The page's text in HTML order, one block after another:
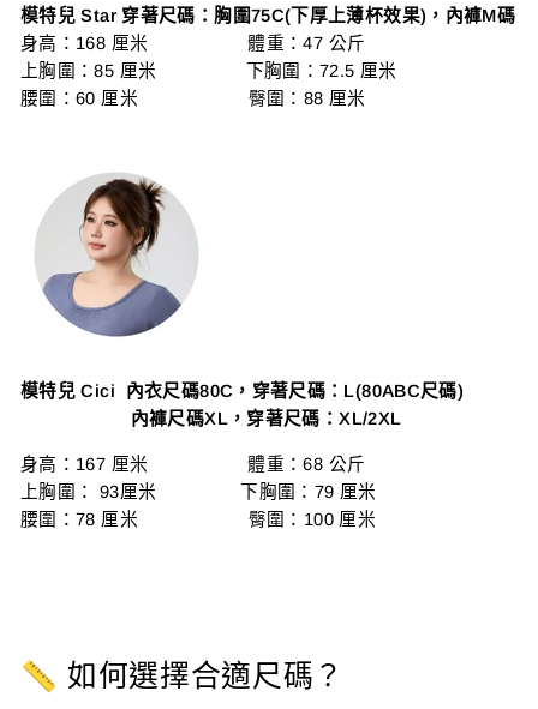
模特兒 Star 穿著尺碼：胸圍75C(下厚上薄杯效果)，內褲M碼
身高：168 厘米 體重：47 公斤
上胸圍：85 厘米 下胸圍：72.5 厘米
腰圍：60 厘米 臀圍：88 厘米
模特兒 Cici 內衣尺碼80C，穿著尺碼：L(80ABC尺碼)
內褲尺碼XL，穿著尺碼：XL/2XL
身高：167 厘米 體重：68 公斤
上胸圍： 93厘米 下胸圍：79 厘米
腰圍：78 厘米 臀圍：100 厘米
📏 如何選擇合適尺碼？